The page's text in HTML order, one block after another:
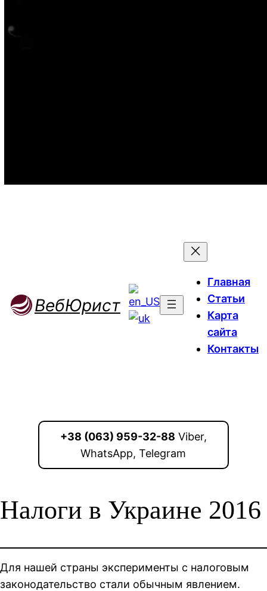
ВебЮрист
Главная
Статьи
Карта
сайта
Контакты
+38 (063) 959-32-88 Viber,
WhatsApp, Telegram
Налоги в Украине 2016
Для нашей страны эксперименты с налоговым
законодательство стали обычным явлением.